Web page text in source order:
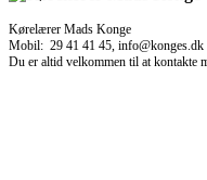
Kørelærer Mads Konge
Mobil: 29 41 41 45, info@konges.dk
Du er altid velkommen til at kontakte